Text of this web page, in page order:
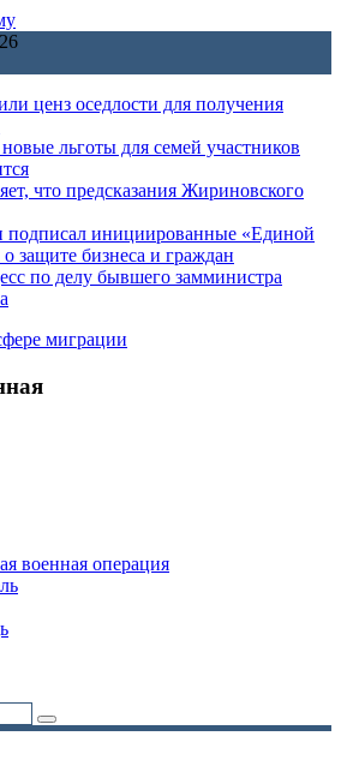
ценз оседлости для получения
льготы для семей участников
что предсказания Жириновского
инициированные «Единой
защите бизнеса и граждан
по делу бывшего замминистра
военная операция